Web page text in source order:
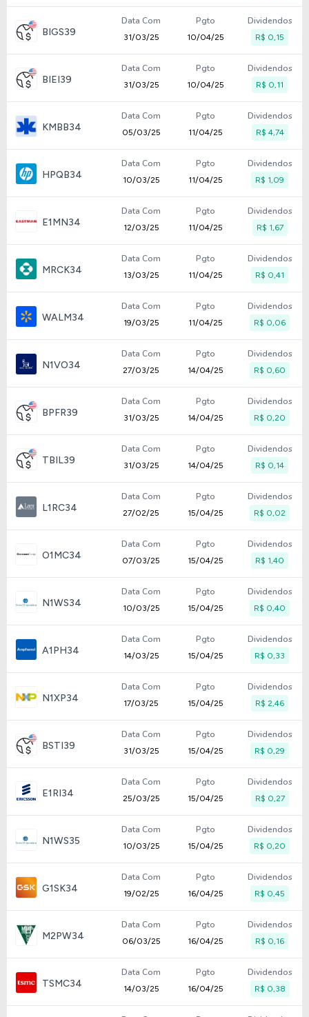
BIGS39
Data Com
31/03/25
Pgto
10/04/25
Dividendos
R$ 0,15
BIEI39
Data Com
31/03/25
Pgto
10/04/25
Dividendos
R$ 0,11
KMBB34
Data Com
05/03/25
Pgto
11/04/25
Dividendos
R$ 4,74
HPQB34
Data Com
10/03/25
Pgto
11/04/25
Dividendos
R$ 1,09
E1MN34
Data Com
12/03/25
Pgto
11/04/25
Dividendos
R$ 1,67
MRCK34
Data Com
13/03/25
Pgto
11/04/25
Dividendos
R$ 0,41
WALM34
Data Com
19/03/25
Pgto
11/04/25
Dividendos
R$ 0,06
N1VO34
Data Com
27/03/25
Pgto
14/04/25
Dividendos
R$ 0,60
BPFR39
Data Com
31/03/25
Pgto
14/04/25
Dividendos
R$ 0,20
TBIL39
Data Com
31/03/25
Pgto
14/04/25
Dividendos
R$ 0,14
L1RC34
Data Com
27/02/25
Pgto
15/04/25
Dividendos
R$ 0,02
O1MC34
Data Com
07/03/25
Pgto
15/04/25
Dividendos
R$ 1,40
N1WS34
Data Com
10/03/25
Pgto
15/04/25
Dividendos
R$ 0,40
A1PH34
Data Com
14/03/25
Pgto
15/04/25
Dividendos
R$ 0,33
N1XP34
Data Com
17/03/25
Pgto
15/04/25
Dividendos
R$ 2,46
BSTI39
Data Com
31/03/25
Pgto
15/04/25
Dividendos
R$ 0,29
E1RI34
Data Com
25/03/25
Pgto
15/04/25
Dividendos
R$ 0,27
N1WS35
Data Com
10/03/25
Pgto
15/04/25
Dividendos
R$ 0,20
G1SK34
Data Com
19/02/25
Pgto
16/04/25
Dividendos
R$ 0,45
M2PW34
Data Com
06/03/25
Pgto
16/04/25
Dividendos
R$ 0,16
TSMC34
Data Com
14/03/25
Pgto
16/04/25
Dividendos
R$ 0,38